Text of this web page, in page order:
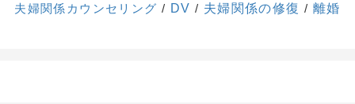
夫婦関係カウンセリング / DV / 夫婦関係の修復 / 離婚